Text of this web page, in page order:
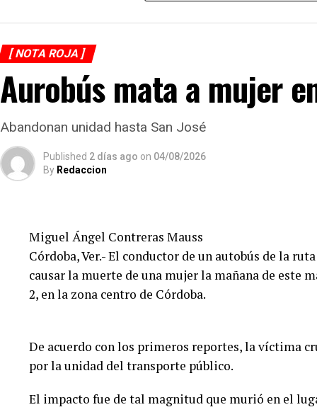
De acuerdo con versiones recabadas en el lugar,
sitio tras el percance, en tanto las autoridades
para determinar las causas del accidente y el
[ NOTA ROJA ]
Aurobús mata a mujer
Abandonan unidad hasta San José
Published 2 días ago on 04/08/2026
By Redaccion
Miguel Ángel Contreras Mauss
Córdoba, Ver.- El conductor de un autobús de la
causar la muerte de una mujer la mañana de este
2, en la zona centro de Córdoba.
De acuerdo con los primeros reportes, la víctima
por la unidad del transporte público.
El impacto fue de tal magnitud que murió en el